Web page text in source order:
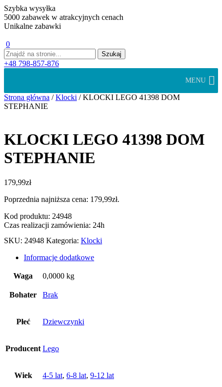
Szybka wysyłka
5000 zabawek w atrakcyjnych cenach
Unikalne zabawki
0
+48 798-857-876
MENU
Strona główna /Klocki / KLOCKI LEGO 41398 DOM
STEPHANIE
KLOCKI LEGO 41398 DOM
STEPHANIE
179,99zł
Poprzednia najniższa cena: 179,99zł.
Kod produktu: 24948
Czas realizacji zamówienia: 24h
SKU: 24948 Kategoria: Klocki
Informacje dodatkowe
Waga 0,0000 kg
Bohater Brak
Płeć Dziewczynki
Producent Lego
Wiek 4-5 lat, 6-8 lat, 9-12 lat